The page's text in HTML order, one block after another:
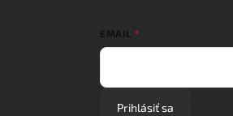
EMAIL
Prihlásiť sa